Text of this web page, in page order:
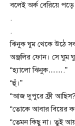
বলেই অর্ক বেরিয়ে
.
.
ঝিনুক ঘুম থেকে উঠে
অঞ্জলির ফোন। সে ঘুম
“হ্যালো ঝিনুক…….”
“হুঁ।”
“আজ দুপুরে ফ্রী
“তোকে আবার বিয়ের
“তেমন কিছু না। তুই